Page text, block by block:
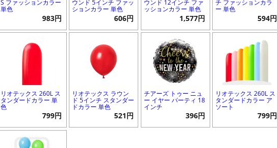
S ファッションカラー
単色
983円
ウンド 5インチ ファッ
ションカラー 単色
606円
ウンド 12インチ ファ
ッションカラー 単色
1,577円
チ ファッションカラ
ー 単色
594円
リオテックス 260L ス
タンダードカラー 単
色
799円
リオテックス ラウン
ド 5インチ スタンダー
ドカラー 単色
521円
チアーズ トゥー ニュ
ー イヤー パーティ 18
インチ
396円
リオテックス 260L ス
タンダードカラー ア
ソート
799円